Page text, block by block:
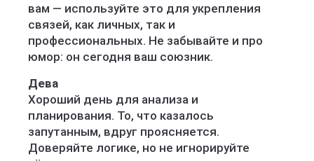
вам — используйте это для укрепления
связей, как личных, так и
профессиональных. Не забывайте и про
юмор: он сегодня ваш союзник.
Дева
Хороший день для анализа и
планирования. То, что казалось
запутанным, вдруг проясняется.
Доверяйте логике, но не игнорируйте